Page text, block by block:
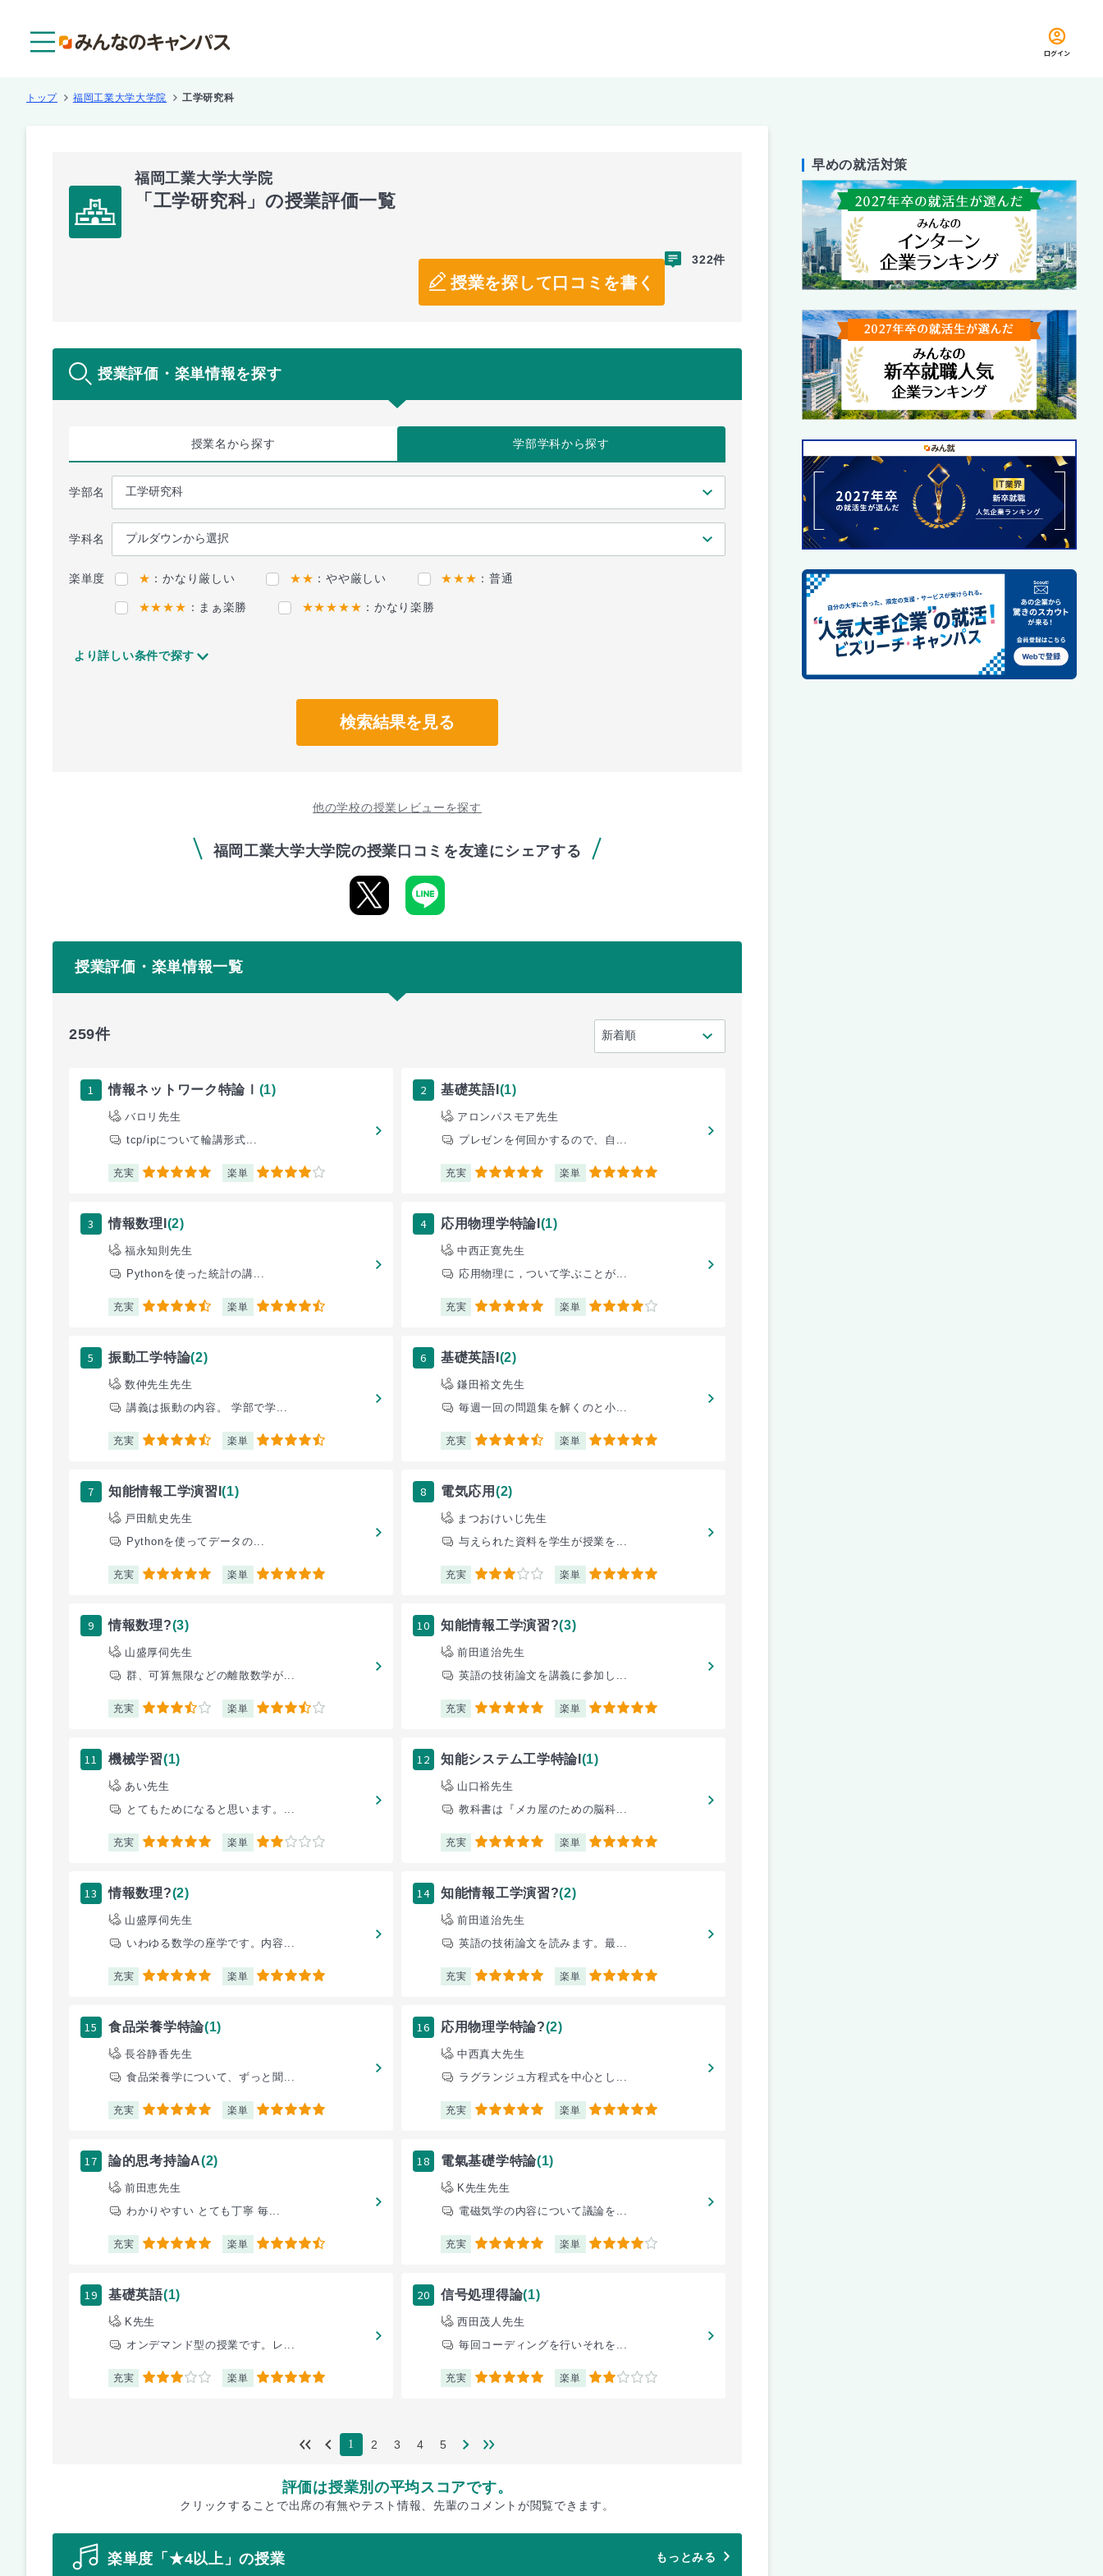
ログイン
トップ 福岡工業大学大学院 工学研究科
福岡工業大学大学院
「工学研究科」の授業評価一覧
授業を探して口コミを書く
322件
授業評価・楽単情報を探す
授業名から探す 学部学科から探す
学部名
学科名
楽単度 ★ ：かなり厳しい ★★ ：やや厳しい ★★★ ：普通
★★★★ ：まぁ楽勝 ★★★★★ ：かなり楽勝
より詳しい条件で探す
検索結果を見る
他の学校の授業レビューを探す
福岡工業大学大学院の授業口コミを友達にシェアする
授業評価・楽単情報一覧
259件
1 情報ネットワーク特論Ⅰ (1)
バロリ先生
tcp/ipについて輪講形式...
充実 5 楽単 4
2 基礎英語I (1)
アロンパスモア先生
プレゼンを何回かするので、自...
充実 5 楽単 5
3 情報数理I (2)
福永知則先生
Pythonを使った統計の講...
充実 4.5 楽単 4.5
4 応用物理学特論I (1)
中西正寛先生
応用物理に，ついて学ぶことが...
充実 5 楽単 4
5 振動工学特論(2)
数仲先生先生
講義は振動の内容。 学部で学...
充実 4.5 楽単 4.5
6 基礎英語I (2)
鎌田裕文先生
毎週一回の問題集を解くのと小...
充実 4.5 楽単 5
7 知能情報工学演習I(1)
戸田航史先生
Pythonを使ってデータの...
充実 5 楽単 5
8 電気応用 (2)
まつおけいじ先生
与えられた資料を学生が授業を...
充実 3 楽単 5
9 情報数理?(3)
山盛厚伺先生
群、可算無限などの離散数学が...
充実 3.5 楽単 3.5
10 知能情報工学演習?(3)
前田道治先生
英語の技術論文を講義に参加し...
充実 5 楽単 5
11 機械学習(1)
あい先生
とてもためになると思います。...
充実 5 楽単 2
12 知能システム工学特論I (1)
山口裕先生
教科書は『メカ屋のための脳科...
充実 5 楽単 5
13 情報数理?(2)
山盛厚伺先生
いわゆる数学の座学です。内容...
充実 5 楽単 5
14 知能情報工学演習?(2)
前田道治先生
英語の技術論文を読みます。最...
充実 5 楽単 5
15 食品栄養学特論(1)
長谷静香先生
食品栄養学について、ずっと聞...
充実 5 楽単 5
16 応用物理学特論?(2)
中西真大先生
ラグランジュ方程式を中心とし...
充実 5 楽単 5
17 論的思考持論A(2)
前田恵先生
わかりやすい とても丁寧 毎...
充実 5 楽単 4.5
18 電氣基礎学特論(1)
K先生先生
電磁気学の内容について議論を...
充実 5 楽単 4
19 基礎英語(1)
K先生
オンデマンド型の授業です。レ...
充実 3 楽単 5
20 信号処理得論(1)
西田茂人先生
毎回コーディングを行いそれを...
充実 5 楽単 2
1 2 3 4 5
評価は授業別の平均スコアです。
クリックすることで出席の有無やテスト情報、先輩のコメントが閲覧できます。
楽単度「★4以上」の授業 もっとみる
早めの就活対策